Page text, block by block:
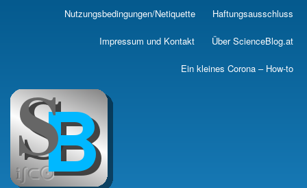
Skip
main
Nutzungsbedingungen/Netiquette Haftungsausschluss
Impressum und Kontakt Über ScienceBlog.at
Ein kleines Corona – How-to